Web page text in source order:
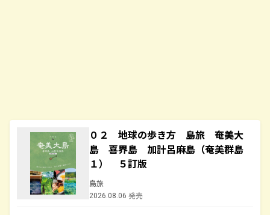
０２ 地球の歩き方 島旅 奄美大
島 喜界島 加計呂麻島（奄美群島
１） ５訂版
島旅
2026.08.06 発売